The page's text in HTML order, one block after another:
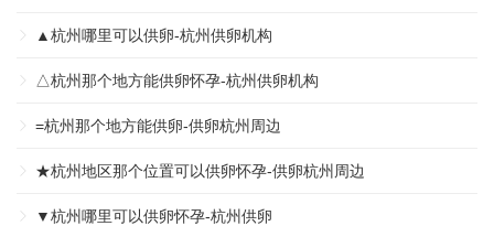
▲杭州哪里可以供卵-杭州供卵机构
△杭州那个地方能供卵怀孕-杭州供卵机构
=杭州那个地方能供卵-供卵杭州周边
★杭州地区那个位置可以供卵怀孕-供卵杭州周边
▼杭州哪里可以供卵怀孕-杭州供卵